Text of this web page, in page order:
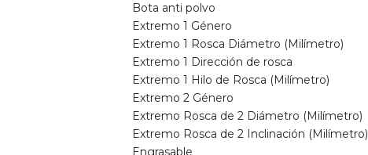
Bota anti polvo
Extremo 1 Género
Extremo 1 Rosca Diámetro (Milímetro)
Extremo 1 Dirección de rosca
Extremo 1 Hilo de Rosca (Milímetro)
Extremo 2 Género
Extremo Rosca de 2 Diámetro (Milímetro)
Extremo Rosca de 2 Inclinación (Milímetro)
Engrasable